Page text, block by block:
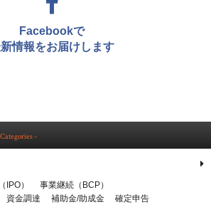
Facebookで
情報をお届けします
-
IPO）
事業継続（BCP）
資金調達 補助金/助成金 確定申告